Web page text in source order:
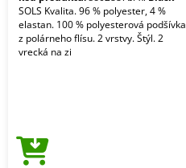
SOLS Kvalita. 96 % polyester, 4 %
elastan. 100 % polyesterová podšívka
z polárneho flísu. 2 vrstvy. Štýl. 2
vrecká na zi